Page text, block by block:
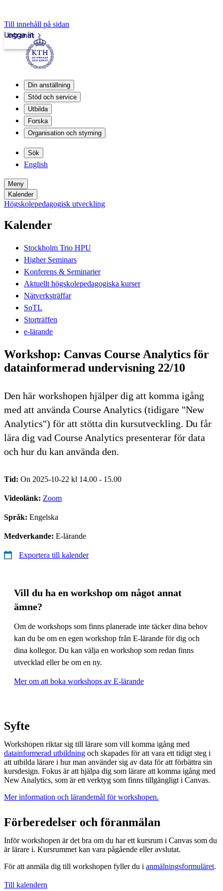
Till innehåll på sidan
Intranät
Logga in
Din anställning
Stöd och service
Utbilda
Forska
Organisation och styrning
Sök
English
Meny
Kalender
Högskolepedagogisk utveckling
Kalender
Stockholm Trio HPU
Higher Seminars
Konferens & Seminarier
Aktuellt högskolepedagogiska kurser
Nätverksträffar
SoTL
Storträffen
e-lärande
Workshop: Canvas Course Analytics för
datainformerad undervisning 22/10
Den här workshopen hjälper dig att komma igång
med att använda Course Analytics (tidigare "New
Analytics") för att stötta din kursutveckling. Du får
lära dig vad Course Analytics presenterar för data
och hur du kan använda den.
Tid: On 2025-10-22 kl 14.00 - 15.00
Videolänk: Zoom
Språk: Engelska
Medverkande: E-lärande
Exportera till kalender
Vill du ha en workshop om något annat
ämne?
Om de workshops som finns planerade inte täcker dina behov
kan du be om en egen workshop från E-lärande för dig och
dina kollegor. Du kan välja en workshop som redan finns
utvecklad eller be om en ny.
Mer om att boka workshops av E-lärande
Syfte
Workshopen riktar sig till lärare som vill komma igång med
datainformerad utbildning och skapades för att vara ett tidigt steg i
att utbilda lärare i hur man använder sig av data för att förbättra sin
kursdesign. Fokus är att hjälpa dig som lärare att komma igång med
New Analytics, som är ett verktyg som finns tillgängligt i Canvas.
Mer information och lärandemål för workshopen.
Förberedelser och föranmälan
Inför workshopen är det bra om du har ett kursrum i Canvas som du
är lärare i. Kursrummet kan vara pågående eller avslutat.
För att anmäla dig till workshopen fyller du i anmälningsformuläret.
Till kalendern